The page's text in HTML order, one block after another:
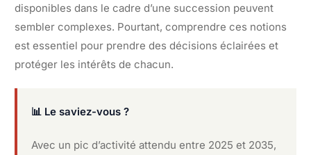
disponibles dans le cadre d’une succession peuvent
sembler complexes. Pourtant, comprendre ces notions
est essentiel pour prendre des décisions éclairées et
protéger les intérêts de chacun.
📊 Le saviez-vous ?
Avec un pic d’activité attendu entre 2025 et 2035,